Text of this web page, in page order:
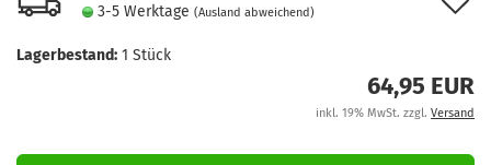
3-5 Werktage (Ausland abweichend)
Lagerbestand: 1 Stück
64,95 EUR
inkl. 19% MwSt. zzgl. Versand